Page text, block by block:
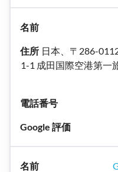
日本、〒286-
1-1 成田国際空港第一